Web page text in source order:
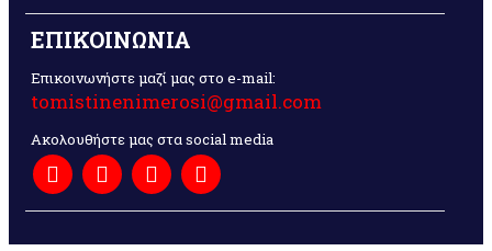
ΕΠΙΚΟΙΝΩΝΙΑ
Επικοινωνήστε μαζί μας στο e-mail:
tomistinenimerosi@gmail.com
Ακολουθήστε μας στα social media